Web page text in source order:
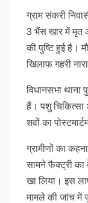
ग्राम संकरी
3 भैंस खार में मृत
की पुष्टि हुई है।
खिलाफ गहरी
विधानसभा थाना
हैं। पशु चिकित्सा
शवों का
ग्रामीणों का
सामने फैक्ट्री का
खा लिया। इस
मामले की जांच में